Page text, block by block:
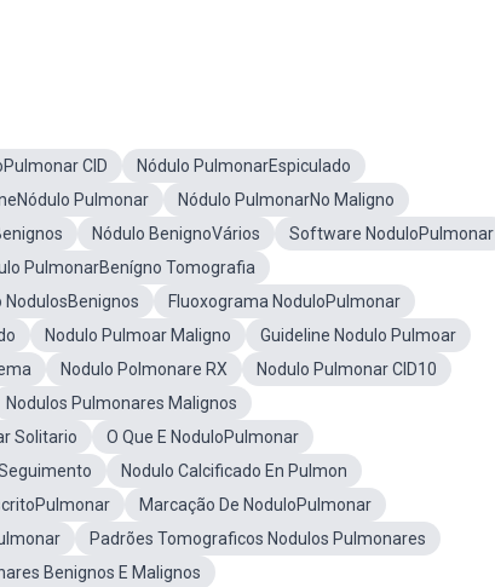
CID
Nódulo PulmonarEspiculado
Pulmonar
Nódulo PulmonarNo Maligno
Nódulo BenignoVários
Software NoduloPulmonar
PulmonarBenígno Tomografia
NodulosBenignos
Fluoxograma NoduloPulmonar
Nodulo Pulmoar Maligno
Guideline Nodulo Pulmoar
Nodulo Polmonare RX
Nodulo Pulmonar CID10
Nodulos Pulmonares Malignos
Solitario
O Que E NoduloPulmonar
Nodulo Calcificado En Pulmon
Marcação De NoduloPulmonar
Padrões Tomograficos Nodulos Pulmonares
Benignos E Malignos